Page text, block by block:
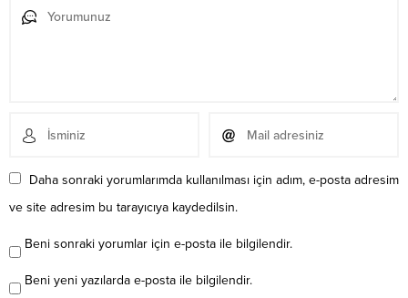
Daha sonraki yorumlarımda kullanılması için adım, e-posta adresim
ve site adresim bu tarayıcıya kaydedilsin.
Beni sonraki yorumlar için e-posta ile bilgilendir.
Beni yeni yazılarda e-posta ile bilgilendir.